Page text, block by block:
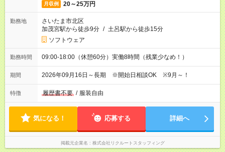
月収例 20～25万円
勤務地
さいたま市北区
加茂宮駅から徒歩9分 / 土呂駅から徒歩15分
ソフトウェア
勤務時間 09:00-18:00（休憩60分）実働8時間（残業少なめ！）
期間 2026年09月16日～長期 ※開始日相談OK ※9月～！
特徴 履歴書不要 / 服装自由
気になる！ 応募する 詳細へ
掲載元企業名 株式会社リクルートスタッフィング